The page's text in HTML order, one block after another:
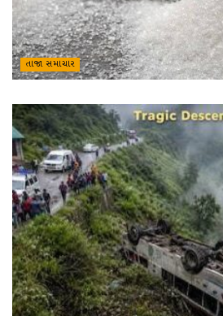
તાજા સમાચાર